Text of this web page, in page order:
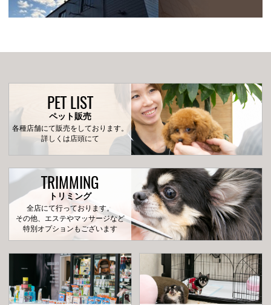
PET LIST
ペット販売
各種店舗にて販売をしております。
詳しくは店頭にて
TRIMMING
トリミング
全店にて行っております。
その他、エステやマッサージなど
特別オプションもございます